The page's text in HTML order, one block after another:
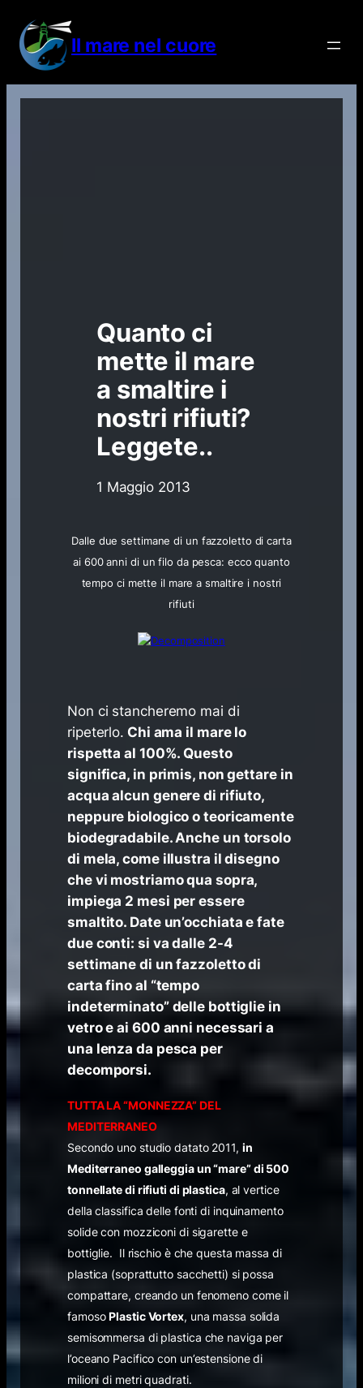
contenuto
Il mare nel cuore
Quanto ci
mette il mare
a smaltire i
nostri rifiuti?
Leggete..
1 Maggio 2013
Dalle due settimane di un fazzoletto di carta
ai 600 anni di un filo da pesca: ecco quanto
tempo ci mette il mare a smaltire i nostri
rifiuti
Non ci stancheremo mai di
ripeterlo. Chi ama il mare lo
rispetta al 100%. Questo
significa, in primis, non gettare in
acqua alcun genere di rifiuto,
neppure biologico o teoricamente
biodegradabile. Anche un torsolo
di mela, come illustra il disegno
che vi mostriamo qua sopra,
impiega 2 mesi per essere
smaltito. Date un’occhiata e fate
due conti: si va dalle 2-4
settimane di un fazzoletto di
carta fino al “tempo
indeterminato” delle bottiglie in
vetro e ai 600 anni necessari a
una lenza da pesca per
decomporsi.
TUTTA LA “MONNEZZA” DEL
MEDITERRANEO
Secondo uno studio datato 2011, in
Mediterraneo galleggia un “mare” di 500
tonnellate di rifiuti di plastica, al vertice
della classifica delle fonti di inquinamento
solide con mozziconi di sigarette e
bottiglie. Il rischio è che questa massa di
plastica (soprattutto sacchetti) si possa
compattare, creando un fenomeno come il
famosoPlastic Vortex, una massa solida
semisommersa di plastica che naviga per
l’oceano Pacifico con un’estensione di
milioni di metri quadrati.